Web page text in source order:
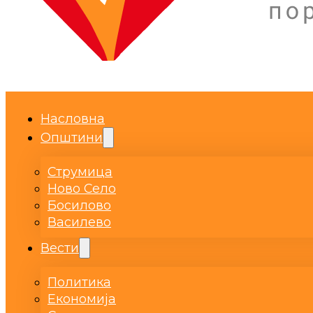
Насловна
Општини
Струмица
Ново Село
Босилово
Василево
Вести
Политика
Економија